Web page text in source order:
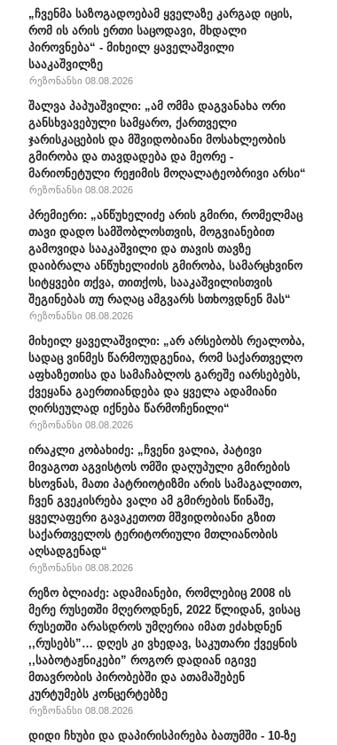
„ჩვენმა საზოგადოებამ ყველაზე კარგად იცის,
რომ ის არის ერთი საცოდავი, მხდალი
პიროვნება“ - მიხეილ ყაველაშვილი
სააკაშვილზე
რეზონანსი 08.08.2026
შალვა პაპუაშვილი: „ამ ომმა დაგვანახა ორი
განსხვავებული სამყარო, ქართველი
ჯარისკაცების და მშვიდობიანი მოსახლეობის
გმირობა და თავდადება და მეორე -
მარიონეტული რეჟიმის მოღალატეობრივი არსი“
რეზონანსი 08.08.2026
პრემიერი: „ანწუხელიძე არის გმირი, რომელმაც
თავი დადო სამშობლოსთვის, მოგვიანებით
გამოვიდა სააკაშვილი და თავის თავზე
დაიბრალა ანწუხელიძის გმირობა, სამარცხვინო
სიტყვები თქვა, თითქოს, სააკაშვილისთვის
შეგინებას თუ რაღაც ამგვარს სთხოვდნენ მას“
რეზონანსი 08.08.2026
მიხეილ ყაველაშვილი: „არ არსებობს რეალობა,
სადაც ვინმეს წარმოუდგენია, რომ საქართველო
აფხაზეთისა და სამაჩაბლოს გარეშე იარსებებს,
ქვეყანა გაერთიანდება და ყველა ადამიანი
ღირსეულად იქნება წარმოჩენილი“
რეზონანსი 08.08.2026
ირაკლი კობახიძე: „ჩვენი ვალია, პატივი
მივაგოთ აგვისტოს ომში დაღუპული გმირების
ხსოვნას, მათი პატრიოტიზმი არის სამაგალითო,
ჩვენ გვეკისრება ვალი ამ გმირების წინაშე,
ყველაფერი გავაკეთოთ მშვიდობიანი გზით
საქართველოს ტერიტორიული მთლიანობის
აღსადგენად“
რეზონანსი 08.08.2026
რეზო ბლიაძე: ადამიანები, რომლებიც 2008 ის
მერე რუსეთში მღეროდნენ, 2022 წლიდან, ვისაც
რუსეთში არასდროს უმღერია იმათ ეძახდნენ
,,რუსებს”… დღეს კი ვხედავ, საკუთარი ქვეყნის
,,საბოტაჟნიკები” როგორ დადიან იგივე
მთავრობის პირობებში და ათამაშებენ
კურტუმებს კონცერტებზე
რეზონანსი 08.08.2026
დიდი ჩხუბი და დაპირისპირება ბათუმში - 10-ზე